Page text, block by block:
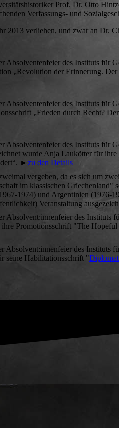
Prof. Dr. Otto
Verfassungs- und
2013 verliehen, und zwar an Dr.
Absolventenfeier des Instituts für
„Revolution der Erinnerung.
Absolventenfeier des Instituts für
„Frieden durch Recht?
Absolventenfeier des Instituts für
wurde Anja Laukötter für
► zu den Details
vergeben, da es sich um
im klassischen Griechenland"
1974) und Argentinien (1976-
Veranstaltung
Absolvent:innenfeier des Instituts
Promotionsschrift "The
Absolvent:innenfeier des Instituts
seine Habilitationsschrift "